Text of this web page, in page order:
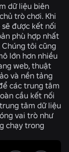
dữ liệu biên
trò chơi. Khi
được kết nối
phù hợp nhất
tôi cũng
lớn hơn nhiều
web, thuật
và nền tảng
các trung tâm
cầu kết nối
tâm dữ liệu
vai trò như
chạy trong